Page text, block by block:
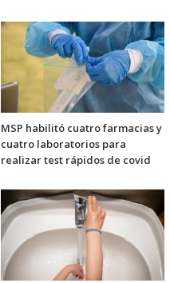
MSP habilitó cuatro farmacias y
cuatro laboratorios para
realizar test rápidos de covid